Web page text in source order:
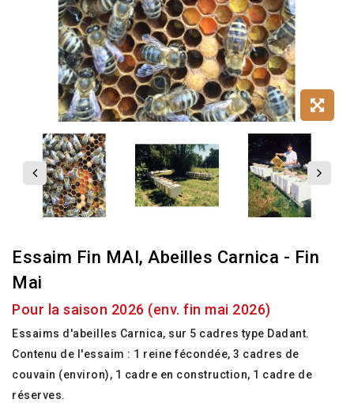
Essaim Fin MAI, Abeilles Carnica - Fin
Mai
Pour la saison 2026 (env. fin mai 2026)
Essaims d'abeilles Carnica, sur 5 cadres type Dadant.
Contenu de l'essaim : 1 reine fécondée, 3 cadres de
couvain (environ), 1 cadre en construction, 1 cadre de
réserves.